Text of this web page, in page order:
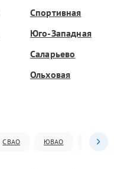
Спортивная
Юго-Западная
Саларьево
Ольховая
СВАО ЮВАО ЮАО